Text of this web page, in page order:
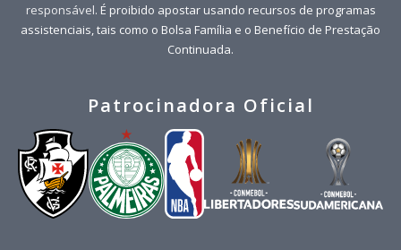
responsável. É proibido apostar usando recursos de programas
assistenciais, tais como o Bolsa Família e o Benefício de Prestação
Continuada.
Patrocinadora Oficial